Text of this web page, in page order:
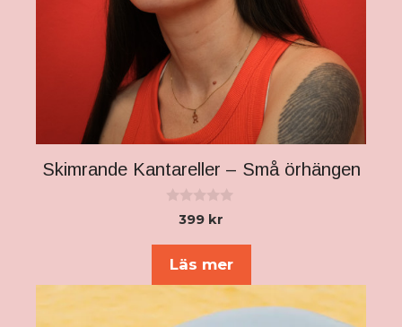
Skimrande Kantareller – Små örhängen
399 kr
Läs mer